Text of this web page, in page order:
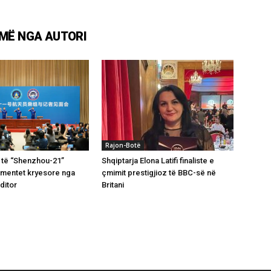
NGA AUTORI
“Shenzhou-21”
kryesore nga
Rajon-Botë
Shqiptarja Elona Latifi finaliste e
çmimit prestigjioz të BBC-së në
Britani